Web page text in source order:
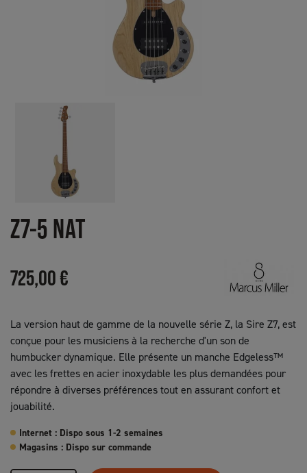
Z7-5 NAT
725,00 €
La version haut de gamme de la nouvelle série Z, la Sire Z7, est
conçue pour les musiciens à la recherche d'un son de
humbucker dynamique. Elle présente un manche Edgeless™
avec les frettes en acier inoxydable les plus demandées pour
répondre à diverses préférences tout en assurant confort et
jouabilité.
Internet : Dispo sous 1-2 semaines
Magasins : Dispo sur commande